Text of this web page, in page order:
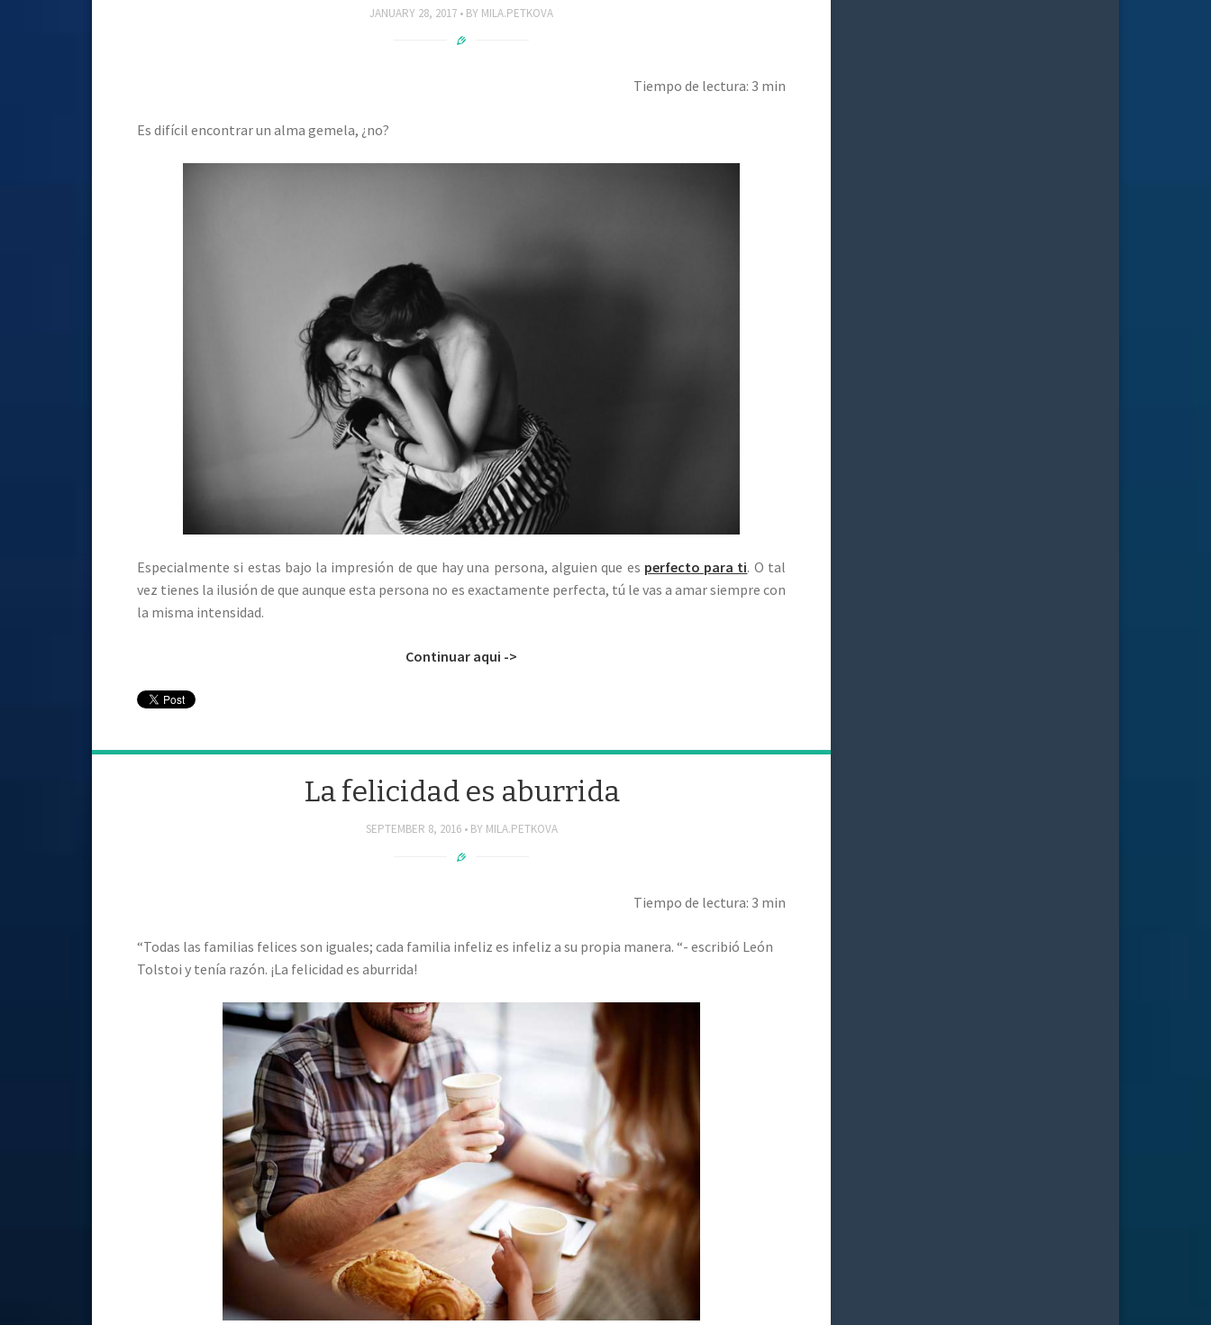
JANUARY 28, 2017 BY MILA.PETKOVA
Tiempo de lectura: 3 min
Es difícil encontrar un alma gemela, ¿no?
Especialmente si estas bajo la impresión de que hay una persona, alguien que es perfecto para ti. O tal
vez tienes la ilusión de que aunque esta persona no es exactamente perfecta, tú le vas a amar siempre con
la misma intensidad.
Continuar aqui ->
La felicidad es aburrida
SEPTEMBER 8, 2016 BY MILA.PETKOVA
Tiempo de lectura: 3 min
“Todas las familias felices son iguales; cada familia infeliz es infeliz a su propia manera. “- escribió León
Tolstoi y tenía razón. ¡La felicidad es aburrida!